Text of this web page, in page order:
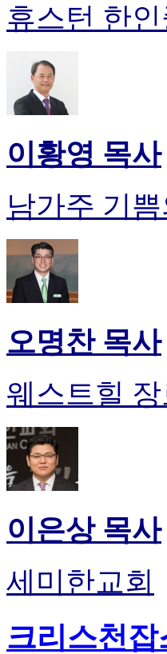
휴스턴 한
이황영 목사
남가주 기쁨
오명찬 목사
웨스트힐 장
이은상 목사
세미한교회
크리스천잡